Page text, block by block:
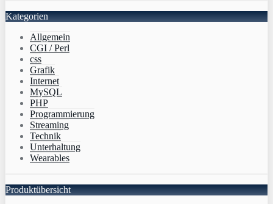
Kategorien
Allgemein
CGI / Perl
css
Grafik
Internet
MySQL
PHP
Programmierung
Streaming
Technik
Unterhaltung
Wearables
Produktübersicht